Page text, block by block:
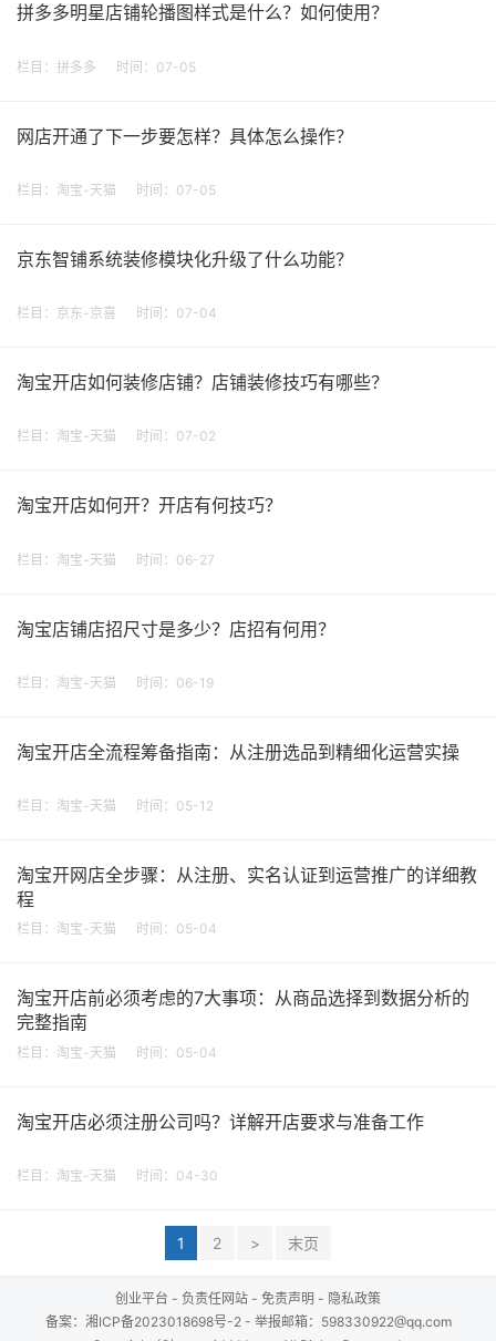
拼多多明星店铺轮播图样式是什么？如何使用？
栏目： 拼多多 时间：07-05
网店开通了下一步要怎样？具体怎么操作？
栏目： 淘宝-天猫 时间：07-05
京东智铺系统装修模块化升级了什么功能？
栏目： 京东-京喜 时间：07-04
淘宝开店如何装修店铺？店铺装修技巧有哪些？
栏目： 淘宝-天猫 时间：07-02
淘宝开店如何开？开店有何技巧？
栏目： 淘宝-天猫 时间：06-27
淘宝店铺店招尺寸是多少？店招有何用？
栏目： 淘宝-天猫 时间：06-19
淘宝开店全流程筹备指南：从注册选品到精细化运营实操
栏目： 淘宝-天猫 时间：05-12
淘宝开网店全步骤：从注册、实名认证到运营推广的详细教
程
栏目： 淘宝-天猫 时间：05-04
淘宝开店前必须考虑的7大事项：从商品选择到数据分析的
完整指南
栏目： 淘宝-天猫 时间：05-04
淘宝开店必须注册公司吗？详解开店要求与准备工作
栏目： 淘宝-天猫 时间：04-30
1 2 > 末页
创业平台 - 负责任网站 - 免责声明 - 隐私政策
备案： 湘ICP备2023018698号-2- 举报邮箱：598330922@qq.com